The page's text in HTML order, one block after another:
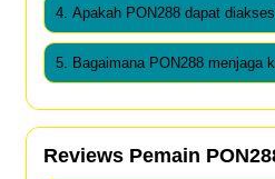
4. Apakah PON288 dapat
5. Bagaimana PON288 menjaga
Reviews Pemain